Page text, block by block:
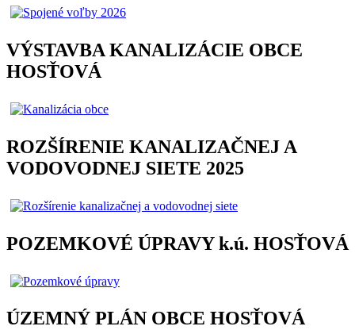
VÝSTAVBA KANALIZÁCIE OBCE
HOSŤOVÁ
ROZŠÍRENIE KANALIZAČNEJ A
VODOVODNEJ SIETE 2025
POZEMKOVÉ ÚPRAVY k.ú. HOSŤOVÁ
ÚZEMNÝ PLÁN OBCE HOSŤOVÁ